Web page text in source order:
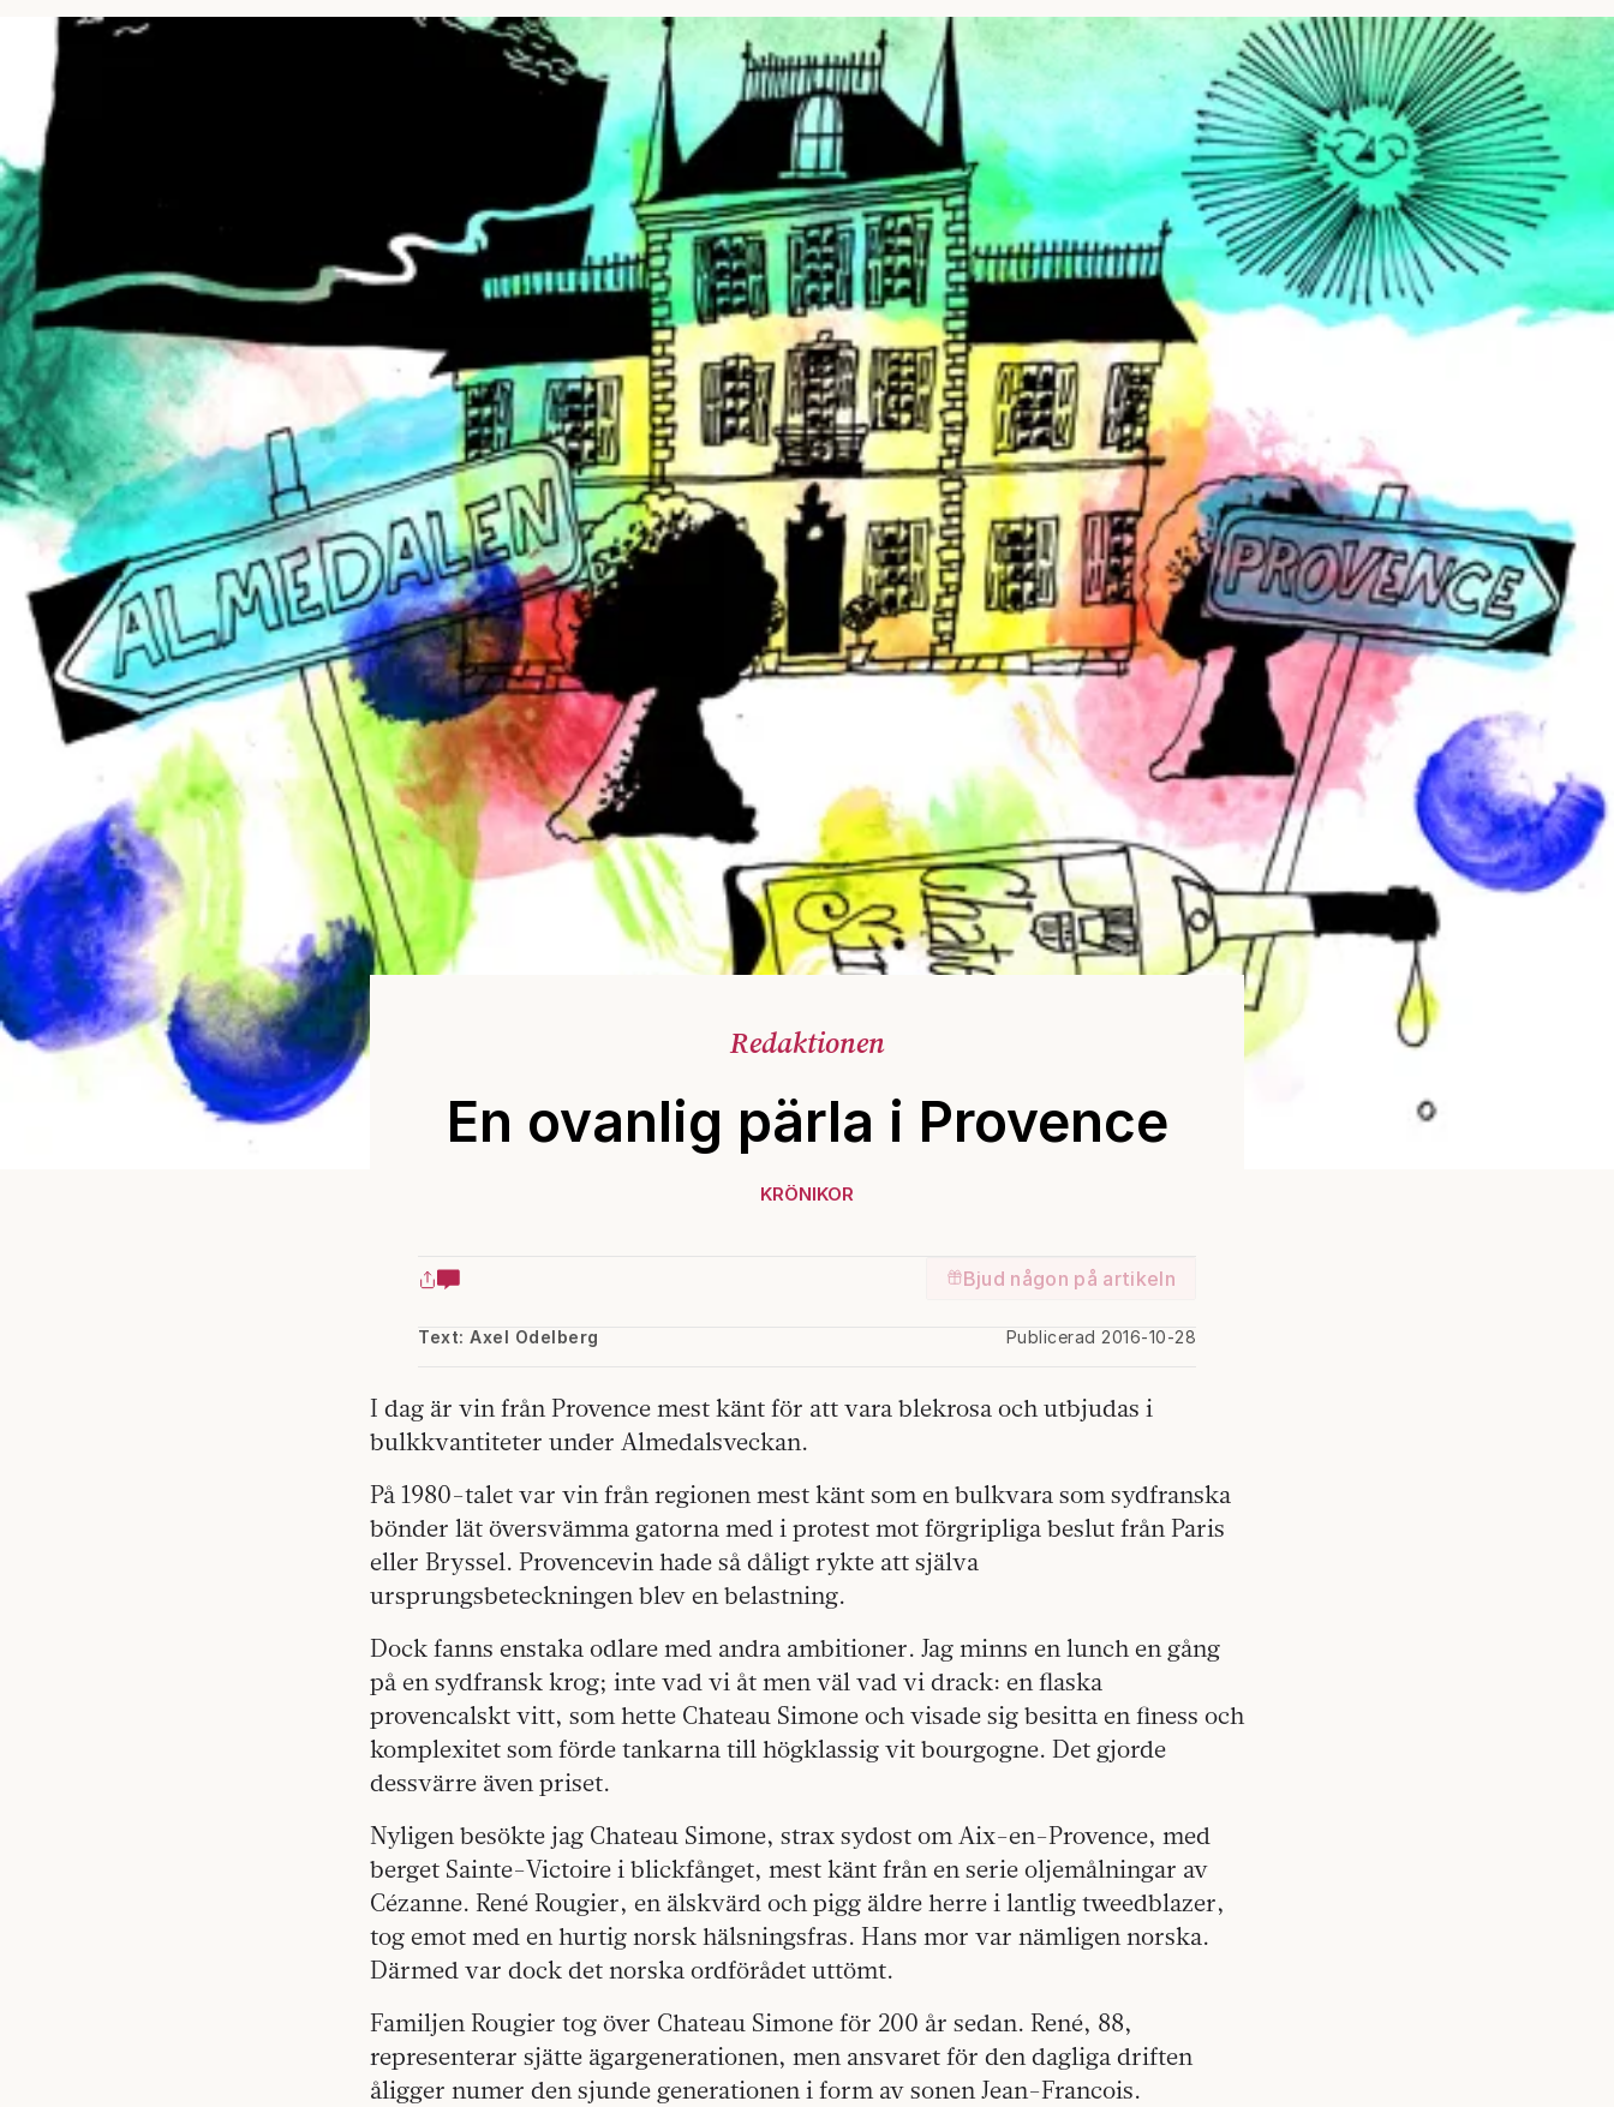
Redaktionen
En ovanlig pärla i Provence
KRÖNIKOR
Bjud någon på artikeln
Text: Axel Odelberg Publicerad 2016-10-28
I dag är vin från Provence mest känt för att vara blekrosa och utbjudas i
bulkkvantiteter under Almedalsveckan.
På 1980-talet var vin från regionen mest känt som en bulkvara som sydfranska
bönder lät översvämma gatorna med i protest mot förgripliga beslut från Paris
eller Bryssel. Provencevin hade så dåligt rykte att själva
ursprungsbeteckningen blev en belastning.
Dock fanns enstaka odlare med andra ambitioner. Jag minns en lunch en gång
på en sydfransk krog; inte vad vi åt men väl vad vi drack: en flaska
provencalskt vitt, som hette Chateau Simone och visade sig besitta en finess och
komplexitet som förde tankarna till högklassig vit bourgogne. Det gjorde
dessvärre även priset.
Nyligen besökte jag Chateau Simone, strax sydost om Aix-en-Provence, med
berget Sainte-Victoire i blickfånget, mest känt från en serie oljemålningar av
Cézanne. René Rougier, en älskvärd och pigg äldre herre i lantlig tweedblazer,
tog emot med en hurtig norsk hälsningsfras. Hans mor var nämligen norska.
Därmed var dock det norska ordförådet uttömt.
Familjen Rougier tog över Chateau Simone för 200 år sedan. René, 88,
representerar sjätte ägargenerationen, men ansvaret för den dagliga driften
åligger numer den sjunde generationen i form av sonen Jean-Francois.